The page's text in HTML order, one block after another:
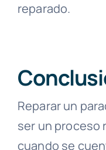
reparado.
Reparar un
ser un proceso
cuando se